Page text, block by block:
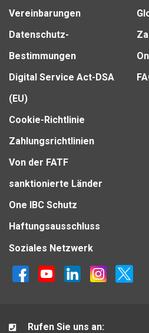
Vereinbarungen
Datenschutz-
Bestimmungen
Digital Service Act-DSA
(EU)
Cookie-Richtlinie
Zahlungsrichtlinien
Von der FATF
sanktionierte Länder
One IBC Schutz
Haftungsausschluss
Soziales Netzwerk
Rufen Sie uns an: